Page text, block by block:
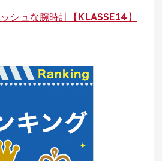
シュな腕時計【KLASSE14】